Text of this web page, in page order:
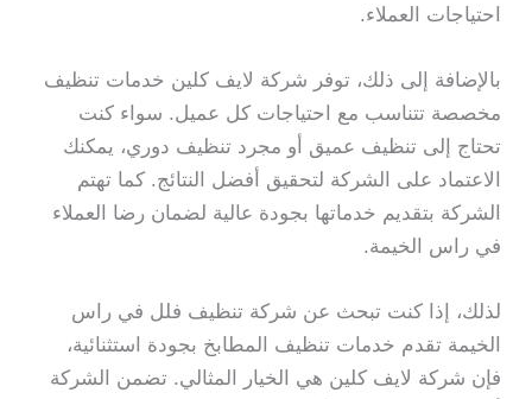
احتياجات العملاء.
بالإضافة إلى ذلك، توفر شركة لايف كلين خدمات تنظيف
مخصصة تتناسب مع احتياجات كل عميل. سواء كنت
تحتاج إلى تنظيف عميق أو مجرد تنظيف دوري، يمكنك
الاعتماد على الشركة لتحقيق أفضل النتائج. كما تهتم
الشركة بتقديم خدماتها بجودة عالية لضمان رضا العملاء
في راس الخيمة.
لذلك، إذا كنت تبحث عن شركة تنظيف فلل في راس
الخيمة تقدم خدمات تنظيف المطابخ بجودة استثنائية،
فإن شركة لايف كلين هي الخيار المثالي. تضمن الشركة